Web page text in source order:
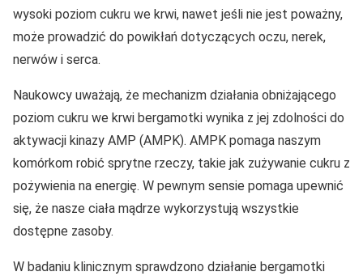
wysoki poziom cukru we krwi, nawet jeśli nie jest poważny,
może prowadzić do powikłań dotyczących oczu, nerek,
nerwów i serca.
Naukowcy uważają, że mechanizm działania obniżającego
poziom cukru we krwi bergamotki wynika z jej zdolności do
aktywacji kinazy AMP (AMPK). AMPK pomaga naszym
komórkom robić sprytne rzeczy, takie jak zużywanie cukru z
pożywienia na energię. W pewnym sensie pomaga upewnić
się, że nasze ciała mądrze wykorzystują wszystkie
dostępne zasoby.
W badaniu klinicznym sprawdzono działanie bergamotki